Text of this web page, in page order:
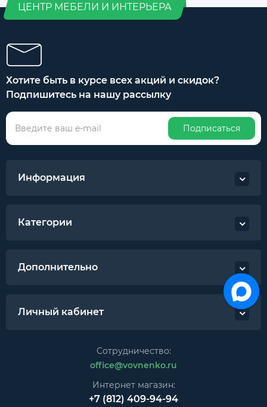
ЦЕНТР МЕБЕЛИ И ИНТЕРЬЕРА
Хотите быть в курсе всех акций и скидок?
Подпишитесь на нашу рассылку
Подписаться
Информация
Категории
Дополнительно
Личный кабинет
Сотрудничество:
office@vovnenko.ru
Интернет магазин:
+7 (812) 409-94-94